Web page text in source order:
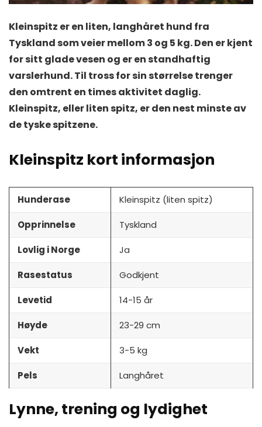
Kleinspitz er en liten, langhåret hund fra
Tyskland som veier mellom 3 og 5 kg. Den er kjent
for sitt glade vesen og er en standhaftig
varslerhund. Til tross for sin størrelse trenger
den omtrent en times aktivitet daglig.
Kleinspitz, eller liten spitz, er den nest minste av
de tyske spitzene.
Kleinspitz kort informasjon
Hunderase Kleinspitz (liten spitz)
Opprinnelse Tyskland
Lovlig i Norge Ja
Rasestatus Godkjent
Levetid 14-15 år
Høyde 23-29 cm
Vekt 3-5 kg
Pels Langhåret
Lynne, trening og lydighet